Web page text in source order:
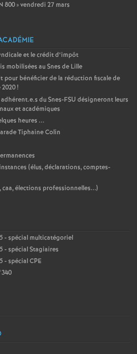
800» vendredi 27 mars
et le crédit d’impôt
mobilisées au Snes de Lille
pour bénéficier de la réduction fiscale de
2020!
du Snes-FSU désigneront leurs
et académiques
heures ...
Tiphaine Colin
(élus, déclarations, comptes-
élections professionnelles...)
- spécial multicatégoriel
- spécial Stagiaires
- spécial CPE